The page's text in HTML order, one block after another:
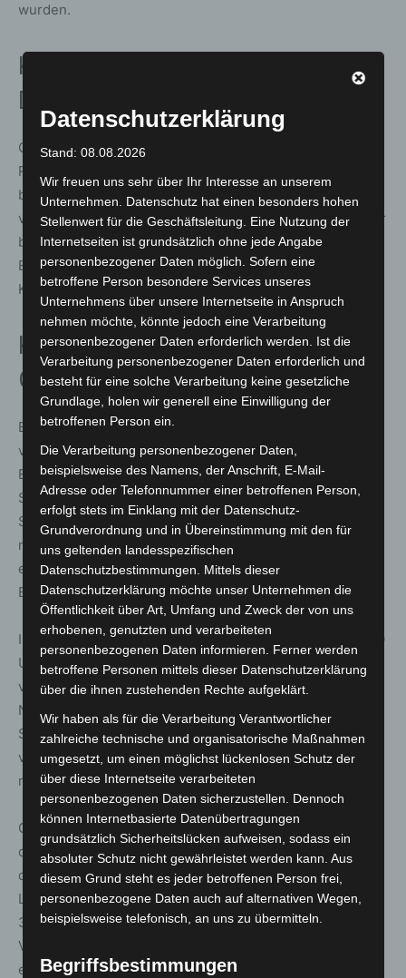
wurden.
Körperverletzungsdelikt vor
Diskothek
Gegen 02:10 Uhr kam es vor einer Diskothek in der
Rundestraße zu einer Auseinandersetzung. Nach
bisherigen Erkenntnissen schlugen und traten drei bis
vier unbekannte Täter auf einen 24-jährigen Mann ein. Er
blieb offenbar unverletzt. Die Polizei leitete ein
Ermittlungsverfahren wegen gefährlicher
Körperverletzung ein.
Kontrollen im Gaststätten- und
Gewerbebereich
Ein weiterer Fokus des Einsatzes lag auf der Kontrolle
von Betrieben. In der Augustenstraße überprüften
Einsatzkräfte zwischen 18:15 Uhr und 19:00 Uhr eine
Spielhalle. Dabei stellten sie Verstöße gegen die
Spielverordnung durch das gleichzeitige Bespielen
mehrerer Geräte sowie den Verdacht des Betriebs ohne
erforderliche Genehmigung fest. Gegen den 50-jährigen
Betreiber wurden entsprechende Verfahren eingeleitet.
In der Goethestraße kontrollierte die Polizei gegen 22:20
Uhr ein Café. Hierbei wurden unter anderem eine
verschlossene Haupteingangstür als Verstoß gegen das
Niedersächsische Gaststättengesetz, fehlende
Spielerüberprüfungen sowie die unerlaubte Vermittlung
von Sportwetten festgestellt. Ein 44-jähriger Betreiber
muss sich nun wegen mehrerer Verstöße verantworten.
Gegen 02:35 Uhr untersagten die Einsatzkräfte zudem
den weiteren Betrieb eines Clubs in der Reitwallstraße,
der trotz einer bestehenden Nutzungsuntersagung der
Landeshauptstadt Hannover geöffnet hatte. Gegen den
32-jährigen Betreiber wurde ein Verfahren wegen eines
Verstoßes gegen die Niedersächsische Bauordnung
eingeleitet.
Datenschutzerklärung
Stand: 08.08.2026
Wir freuen uns sehr über Ihr Interesse an unserem
Unternehmen. Datenschutz hat einen besonders hohen
Stellenwert für die Geschäftsleitung. Eine Nutzung der
Internetseiten ist grundsätzlich ohne jede Angabe
personenbezogener Daten möglich. Sofern eine
betroffene Person besondere Services unseres
Unternehmens über unsere Internetseite in Anspruch
nehmen möchte, könnte jedoch eine Verarbeitung
personenbezogener Daten erforderlich werden. Ist die
Verarbeitung personenbezogener Daten erforderlich und
besteht für eine solche Verarbeitung keine gesetzliche
Grundlage, holen wir generell eine Einwilligung der
betroffenen Person ein.
Die Verarbeitung personenbezogener Daten,
beispielsweise des Namens, der Anschrift, E-Mail-
Adresse oder Telefonnummer einer betroffenen Person,
erfolgt stets im Einklang mit der Datenschutz-
Grundverordnung und in Übereinstimmung mit den für
uns geltenden landesspezifischen
Datenschutzbestimmungen. Mittels dieser
Datenschutzerklärung möchte unser Unternehmen die
Öffentlichkeit über Art, Umfang und Zweck der von uns
erhobenen, genutzten und verarbeiteten
personenbezogenen Daten informieren. Ferner werden
betroffene Personen mittels dieser Datenschutzerklärung
über die ihnen zustehenden Rechte aufgeklärt.
Wir haben als für die Verarbeitung Verantwortlicher
zahlreiche technische und organisatorische Maßnahmen
umgesetzt, um einen möglichst lückenlosen Schutz der
über diese Internetseite verarbeiteten
personenbezogenen Daten sicherzustellen. Dennoch
können Internetbasierte Datenübertragungen
grundsätzlich Sicherheitslücken aufweisen, sodass ein
absoluter Schutz nicht gewährleistet werden kann. Aus
diesem Grund steht es jeder betroffenen Person frei,
personenbezogene Daten auch auf alternativen Wegen,
beispielsweise telefonisch, an uns zu übermitteln.
Begriffsbestimmungen